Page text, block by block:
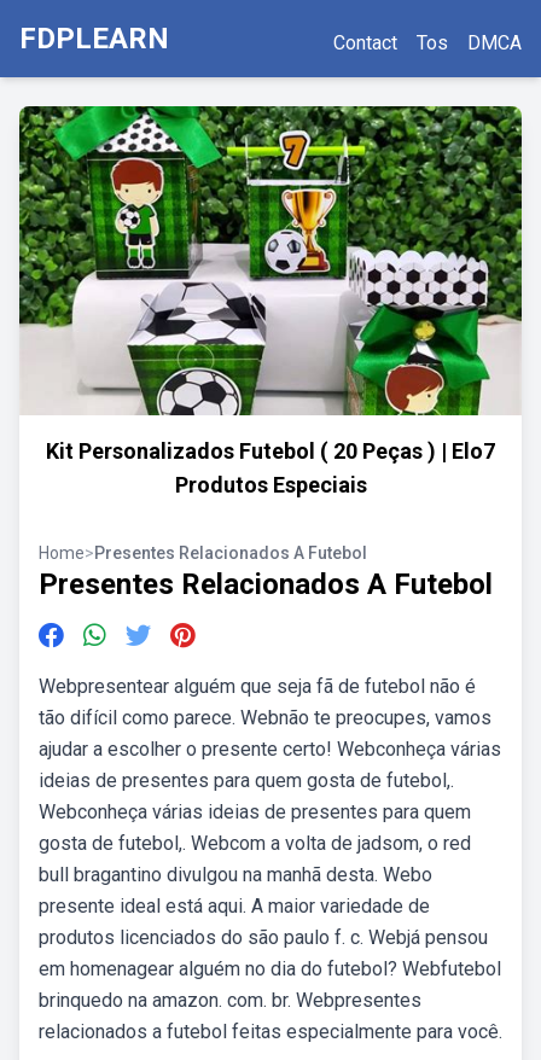
FDPLEARN Contact Tos DMCA
Kit Personalizados Futebol ( 20 Peças ) | Elo7
Produtos Especiais
Home>Presentes Relacionados A Futebol
Presentes Relacionados A Futebol
Webpresentear alguém que seja fã de futebol não é
tão difícil como parece. Webnão te preocupes, vamos
ajudar a escolher o presente certo! Webconheça várias
ideias de presentes para quem gosta de futebol,.
Webconheça várias ideias de presentes para quem
gosta de futebol,. Webcom a volta de jadsom, o red
bull bragantino divulgou na manhã desta. Webo
presente ideal está aqui. A maior variedade de
produtos licenciados do são paulo f. c. Webjá pensou
em homenagear alguém no dia do futebol? Webfutebol
brinquedo na amazon. com. br. Webpresentes
relacionados a futebol feitas especialmente para você.